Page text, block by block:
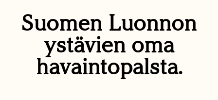
Suomen Luonnon
ystävien oma
havaintopalsta.